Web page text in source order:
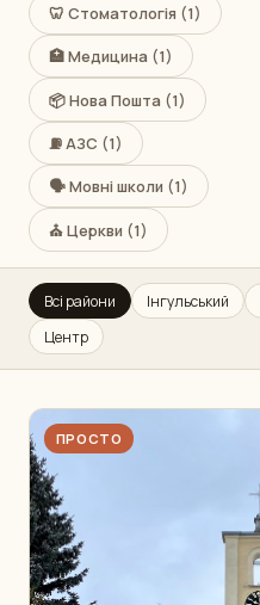
🦷 Стоматологія (1)
🏥 Медицина (1)
📦 Нова Пошта (1)
⛽ АЗС (1)
🗣️ Мовні школи (1)
⛪ Церкви (1)
Всі райони Інгульський
Центр
ПРОСТО